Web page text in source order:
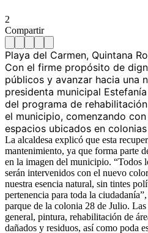
2
Compartir
Playa del Carmen, Quintana
Con el firme propósito de
públicos y avanzar hacia una
presidenta municipal
del programa de
el municipio, comenzando
espacios ubicados en
La alcaldesa explicó que esta
mantenimiento, ya que forma parte
en la imagen del municipio. “Todos
serán intervenidos con el nuevo
nuestra esencia natural, sin tintes
pertenencia para toda la
parque de la colonia 28 de Julio.
general, pintura, rehabilitación de
dañados y residuos, así como poda